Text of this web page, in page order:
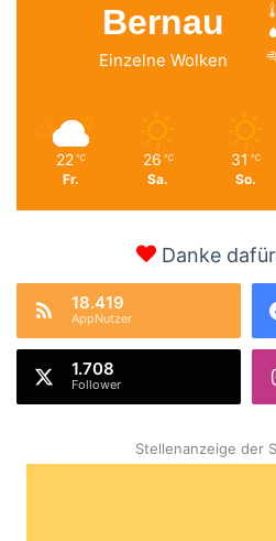
Bernau
Einzelne Wolken
22 ℃
Fr.
26 ℃
Sa.
31 ℃
So.
Danke
18.419
AppNutzer
1.708
Follower
Stellenanzeige der